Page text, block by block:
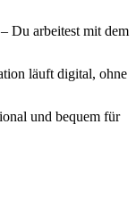
– Du arbeitest mit dem
läuft digital, ohne
und bequem für